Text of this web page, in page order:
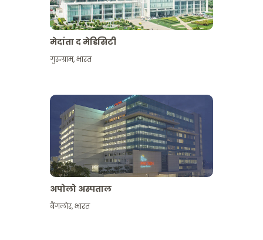
मेदांता द मेडिसिटी
गुरुग्राम,भारत
अपोलो अस्पताल
बैंगलोर,भारत